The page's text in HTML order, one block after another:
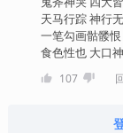
天马行踪 神行
一笔勾画骷髅
食色性也 大口
107